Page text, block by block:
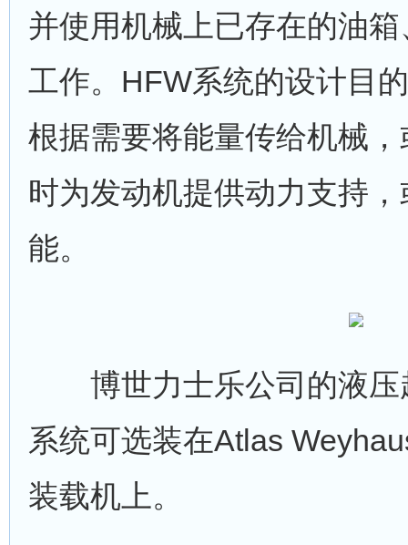
并使用机械上已存在的油
工作。HFW系统的设计目
根据需要将能量传给机械
时为发动机提供动力支持
能。
博世力士乐公司的液压
系统可选装在Atlas
装载机上。